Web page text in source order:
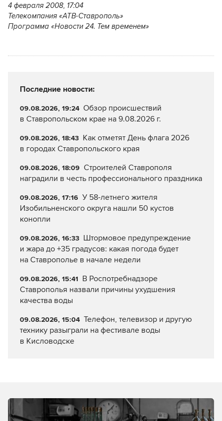
4 февраля 2008, 17:04
Телекомпания «АТВ-Ставрополь»
Программа «Новости 24. Тем временем»
Последние новости:
09.08.2026, 19:24 Обзор происшествий
в Ставропольском крае на 9.08.2026 г.
09.08.2026, 18:43 Как отметят День флага 2026
в городах Ставропольского края
09.08.2026, 18:09 Строителей Ставрополя
наградили в честь профессионального праздника
09.08.2026, 17:16 У 58-летнего жителя
Изобильненского округа нашли 50 кустов
конопли
09.08.2026, 16:33 Штормовое предупреждение
и жара до +35 градусов: какая погода будет
на Ставрополье в начале недели
09.08.2026, 15:41 В Роспотребнадзоре
Ставрополья назвали причины ухудшения
качества воды
09.08.2026, 15:04 Телефон, телевизор и другую
технику разыграли на фестивале воды
в Кисловодске